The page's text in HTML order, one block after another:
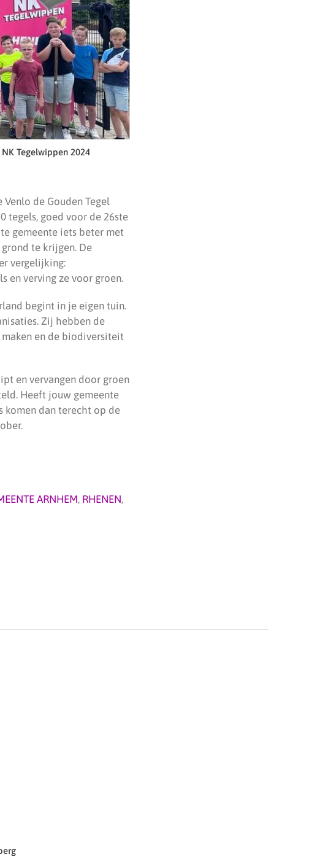
Tegelwippen 2024
de Gouden Tegel
tegels, goed voor de 26ste
gemeente iets beter met
te krijgen. De
vergelijking:
en verving ze voor groen.
begint in je eigen tuin.
Zij hebben de
en de biodiversiteit
en vervangen door groen
Heeft jouw gemeente
komen dan terecht op de
ARNHEM, RHENEN,